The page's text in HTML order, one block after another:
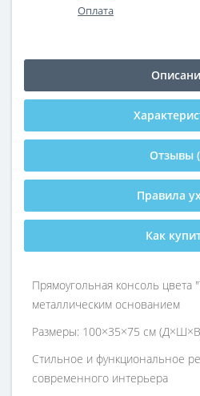
Оплата
Отзывы
Правила
Как
Прямоугольная консоль цвета
металлическим основанием
Размеры: 100×35×75 см
Стильное и функциональное
современного интерьера